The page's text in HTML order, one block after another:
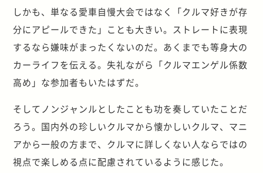
しかも、単なる愛車自慢大会ではなく「クルマ好きが存
分にアピールできた」ことも大きい。ストレートに表現
するなら嫌味がまったくないのだ。あくまでも等身大の
カーライフを伝える。失礼ながら「クルマエンゲル係数
高め」な参加者もいたはずだ。
そしてノンジャンルとしたことも功を奏していたことだ
ろう。国内外の珍しいクルマから懐かしいクルマ、マニ
アから一般の方まで、クルマに詳しくない人ならではの
視点で楽しめる点に配慮されているように感じた。